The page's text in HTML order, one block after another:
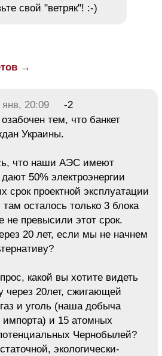
свой "ветряк"! :-)
→
янв, 20:09
-2
тем, что банкет
Украины.
что наши АЭС имеют
50% электроэнергии
срок проектной эксплуатации
там осталось только 3 блока
не превысили этот срок.
20 лет, если мы не начнем
какой вы хотите видеть
через 20лет, сжигающей
и уголь (наша добыча
и 15 атомных
Чернобылей?
экологически-